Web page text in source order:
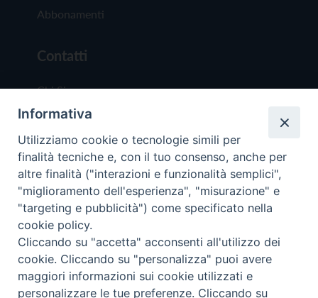
Abbonamenti
Contatti
Chi Siamo
Redazione
Scrivici
Copyright © 2019 - Tutti i diritti riservati - Vita
Trentina Editrice
Privacy Policy
Informativa
Utilizziamo cookie o tecnologie simili per
finalità tecniche e, con il tuo consenso, anche per
altre finalità ("interazioni e funzionalità semplici",
"miglioramento dell'esperienza", "misurazione" e
"targeting e pubblicità") come specificato nella
cookie policy.
Cliccando su "accetta" acconsenti all'utilizzo dei
cookie. Cliccando su "personalizza" puoi avere
maggiori informazioni sui cookie utilizzati e
personalizzare le tue preferenze. Cliccando su